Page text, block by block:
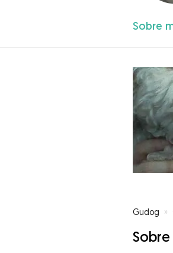
Sobre
Gudog »